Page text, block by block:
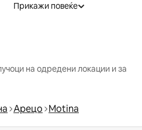
Прикажи повеќе
на одредени локации и за
Арецо Motina